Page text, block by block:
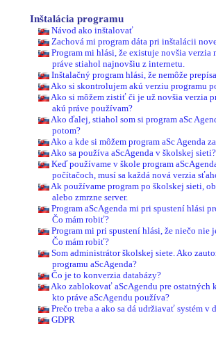
Inštalácia programu
Návod ako inštalovať
Zachová mi program dáta pri inštalácii
Program mi hlási, že existuje novšia verzia
práve stiahol najnovšiu z internetu.
Inštalačný program hlási, že nemôže
Ako si skontrolujem akú verziu programu
Ako si môžem zistiť či je už novšia verzia
akú práve používam?
Ako ďalej, stiahol som si program aSc
potom?
Ako a kde si môžem program aSc Agenda
Ako sa používa aScAgenda v školskej sieti?
Keď používame v škole program
počítačoch, musí sa každá nová verzia
Ak používame program po školskej sieti,
alebo zmrzne server.
Program aScAgenda mi pri spustení hlási
Čo mám robiť?
Program mi pri spustení hlási, že niečo nie
Čo mám robiť?
Som administrátor školskej siete. Ako
programu aScAgenda?
Čo je to konverzia databázy?
Ako zablokovať aScAgendu pre
kto práve aScAgendu používa?
Prečo treba a ako sa dá udržiavať systém v
GDPR